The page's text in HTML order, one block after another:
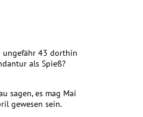
ungefähr 43 dorthin
als Spieß?
sagen, es mag Mai
gewesen sein.